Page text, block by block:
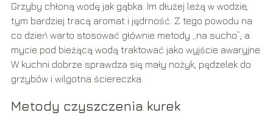
Grzyby chłoną wodę jak gąbka. Im dłużej leżą w wodzie,
tym bardziej tracą aromat i jędrność. Z tego powodu na
co dzień warto stosować głównie metody „na sucho”, a
mycie pod bieżącą wodą traktować jako wyjście awaryjne.
W kuchni dobrze sprawdza się mały nożyk, pędzelek do
grzybów i wilgotna ściereczka.
Metody czyszczenia kurek